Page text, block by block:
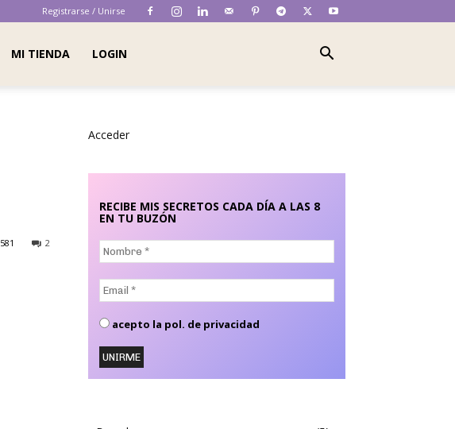
Registrarse / Unirse
MI TIENDA LOGIN
2
581
Acceder
RECIBE MIS SECRETOS CADA DÍA A LAS 8
EN TU BUZÓN
Nombre
*
Email
*
acepto la pol. de privacidad